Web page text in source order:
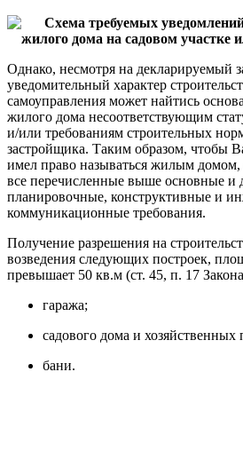
Однако, несмотря на декларируемый
уведомительный характер
самоуправления может найтись
жилого дома несоответствующим
и/или требованиям строительных
застройщика. Таким образом, чтобы
имел право называться жилым
все перечисленные выше основные и
планировочные, конструктивные и
коммуникационные требования.
Получение разрешения на
возведения следующих построек,
превышает 50 кв.м (ст. 45, п. 17
гаража;
садового дома и хозяйственных
бани.